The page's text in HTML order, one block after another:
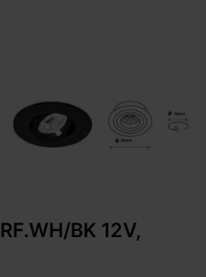
BK 12V,